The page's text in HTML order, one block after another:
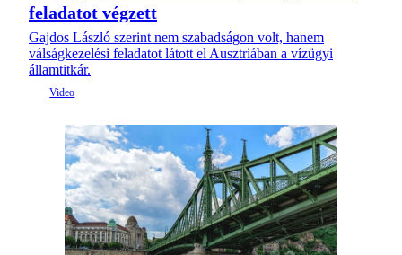
feladatot végzett
Gajdos László szerint nem szabadságon volt, hanem
válságkezelési feladatot látott el Ausztriában a vízügyi
államtitkár.